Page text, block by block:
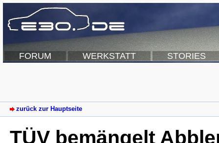
FORUM WERKSTATT STORIES
zurück zur Hauptseite
TÜV bemängelt